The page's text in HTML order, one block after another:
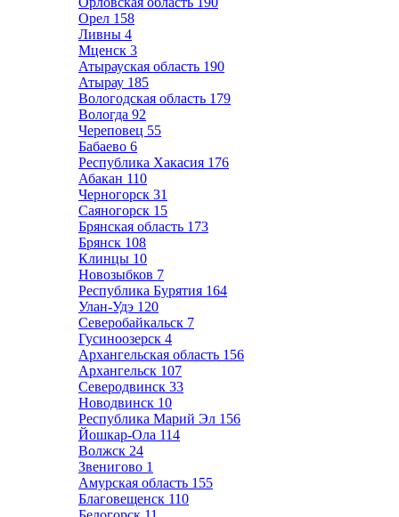
Орел 158
Ливны 4
Мценск 3
Атырауская область 190
Атырау 185
Вологодская область 179
Вологда 92
Череповец 55
Бабаево 6
Республика Хакасия 176
Абакан 110
Черногорск 31
Саяногорск 15
Брянская область 173
Брянск 108
Клинцы 10
Новозыбков 7
Республика Бурятия 164
Улан-Удэ 120
Северобайкальск 7
Гусиноозерск 4
Архангельская область 156
Архангельск 107
Северодвинск 33
Новодвинск 10
Республика Марий Эл 156
Йошкар-Ола 114
Волжск 24
Звенигово 1
Амурская область 155
Благовещенск 110